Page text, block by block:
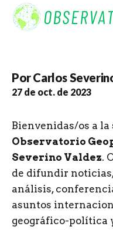
PorCarlos
27 de oct. de 2023
Bienvenidas/os a
Observatorio
Severino Valdez.
de difundir
análisis,
asuntos
geográfico-política